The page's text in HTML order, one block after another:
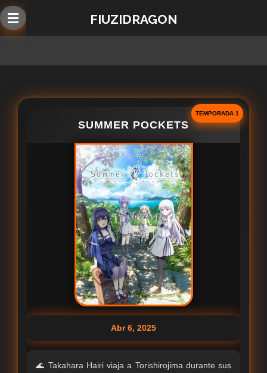
Ir
al
FIUZIDRAGON
TEMPORADA 1
SUMMER POCKETS
Abr 6, 2025
🌊 Takahara Hairi viaja a Torishirojima durante sus